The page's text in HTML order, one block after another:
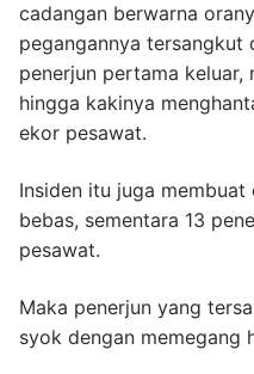
cadangan berwarna
pegangannya
penerjun pertama keluar,
hingga kakinya
ekor pesawat.
Insiden itu juga
bebas, sementara 13
pesawat.
Maka penerjun yang
syok dengan memegang